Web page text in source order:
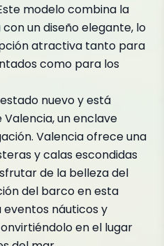
modelo combina la
un diseño elegante, lo
atractiva tanto para
como para los
nuevo y está
un enclave
Valencia ofrece una
y calas escondidas
de la belleza del
del barco en esta
náuticos y
en el lugar